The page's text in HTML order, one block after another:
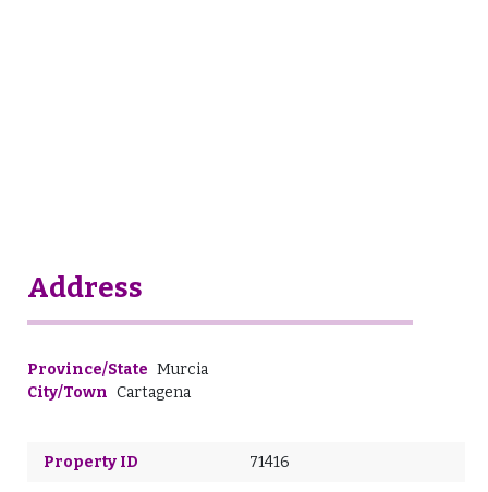
Address
Province/State Murcia
City/Town Cartagena
Property ID 71416